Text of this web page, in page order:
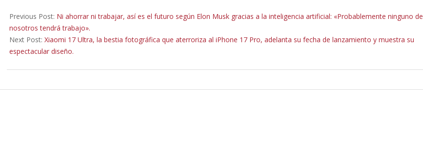
12-
22
Previous Post: Ni ahorrar ni trabajar, así es el futuro según Elon Musk gracias a la inteligencia artificial: «Probablemente ninguno de
nosotros tendrá trabajo».
Next Post: Xiaomi 17 Ultra, la bestia fotográfica que aterroriza al iPhone 17 Pro, adelanta su fecha de lanzamiento y muestra su
espectacular diseño.